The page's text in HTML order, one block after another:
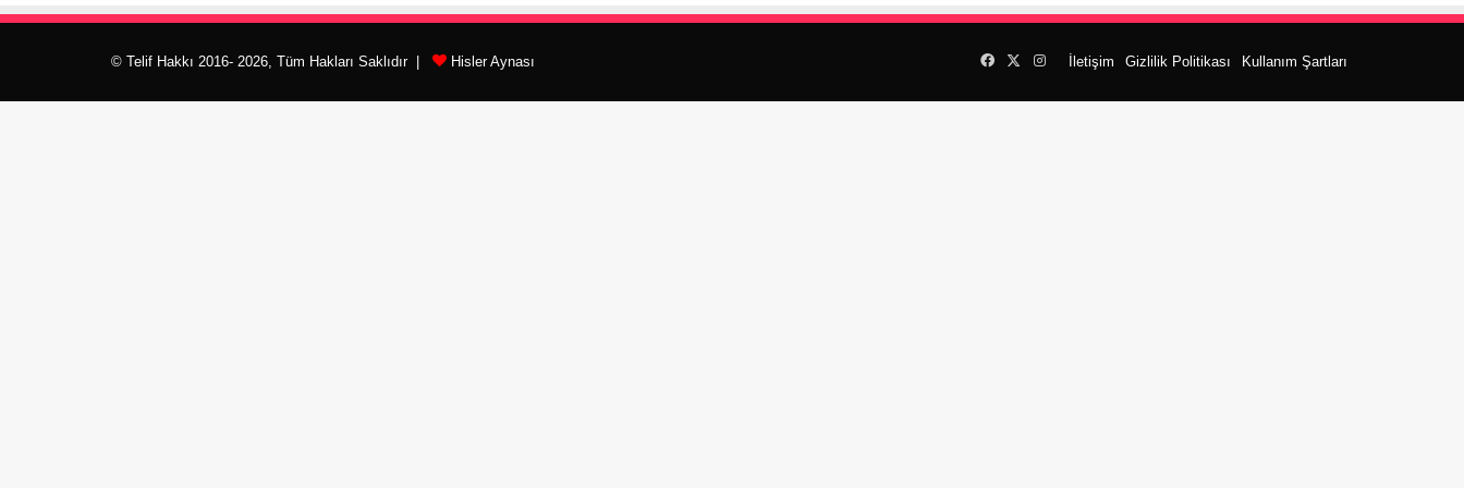
© Telif Hakkı 2016- 2026, Tüm Hakları Saklıdır | Hisler Aynası İletişim Gizlilik Politikası Kullanım Şartları
Facebook
X Instagram